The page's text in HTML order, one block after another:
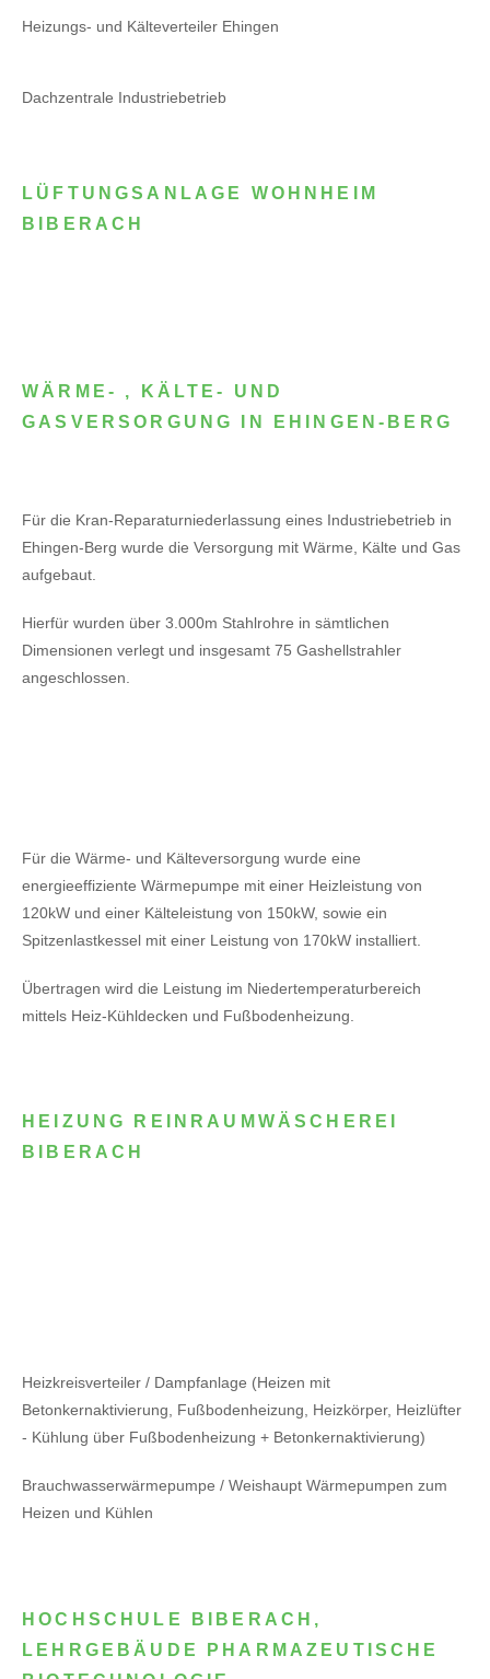
Heizungs- und Kälteverteiler Ehingen
Dachzentrale Industriebetrieb
LÜFTUNGSANLAGE WOHNHEIM
BIBERACH
WÄRME- , KÄLTE- UND
GASVERSORGUNG IN EHINGEN-BERG
Für die Kran-Reparaturniederlassung eines Industriebetrieb in
Ehingen-Berg wurde die Versorgung mit Wärme, Kälte und Gas
aufgebaut.
Hierfür wurden über 3.000m Stahlrohre in sämtlichen
Dimensionen verlegt und insgesamt 75 Gashellstrahler
angeschlossen.
Für die Wärme- und Kälteversorgung wurde eine
energieeffiziente Wärmepumpe mit einer Heizleistung von
120kW und einer Kälteleistung von 150kW, sowie ein
Spitzenlastkessel mit einer Leistung von 170kW installiert.
Übertragen wird die Leistung im Niedertemperaturbereich
mittels Heiz-Kühldecken und Fußbodenheizung.
HEIZUNG REINRAUMWÄSCHEREI
BIBERACH
Heizkreisverteiler / Dampfanlage (Heizen mit
Betonkernaktivierung, Fußbodenheizung, Heizkörper, Heizlüfter
- Kühlung über Fußbodenheizung + Betonkernaktivierung)
Brauchwasserwärmepumpe / Weishaupt Wärmepumpen zum
Heizen und Kühlen
HOCHSCHULE BIBERACH,
LEHRGEBÄUDE PHARMAZEUTISCHE